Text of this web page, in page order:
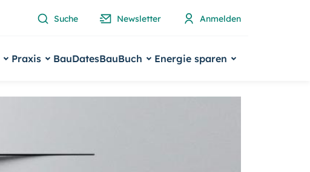
Suche Newsletter Anmelden
Praxis BauDatesBauBuch Energie sparen